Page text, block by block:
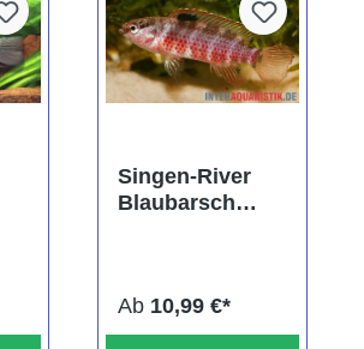
Singen-River
Blaubarsch
Ab 10,99 €*